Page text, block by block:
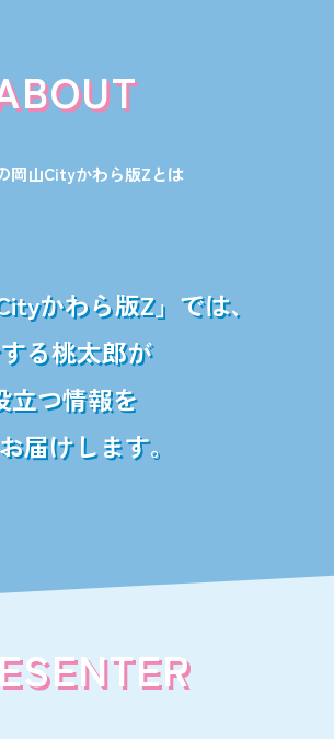
岡山Cityかわら版Zとは
かわら版Z」では、
る桃太郎が
立つ情報を
届けします。